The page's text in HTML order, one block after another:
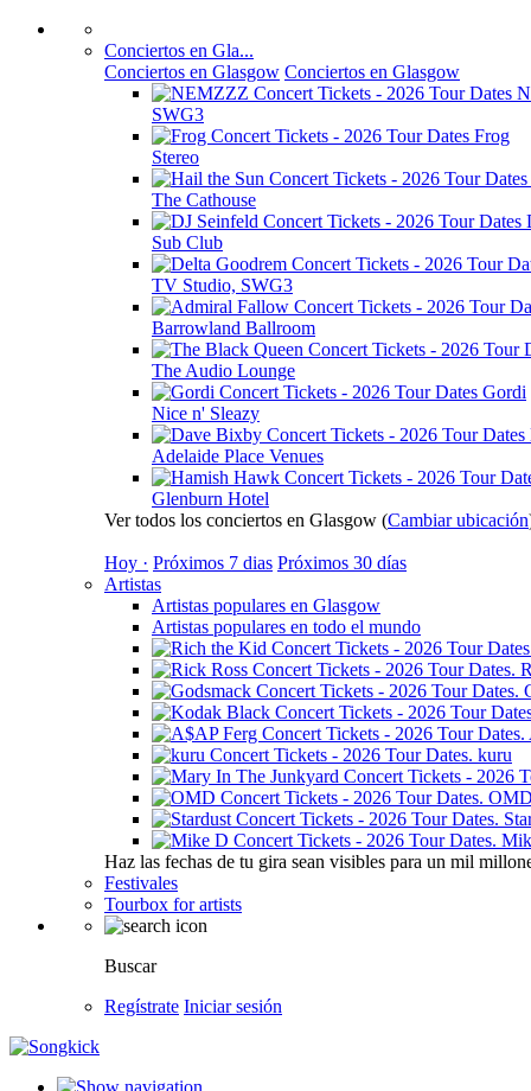
Conciertos en Gla...
Conciertos en Glasgow Conciertos en Glasgow
SWG3
Frog
Stereo
The Cathouse
Sub Club
TV Studio, SWG3
Barrowland Ballroom
The Audio Lounge
Gordi
Nice n' Sleazy
Adelaide Place Venues
Glenburn Hotel
Ver todos los conciertos en Glasgow (Cambiar ubicación
Hoy · Próximos 7 dias Próximos 30 días
Artistas
Artistas populares en Glasgow
Artistas populares en todo el mundo
kuru
OMD
Haz las fechas de tu gira sean visibles para un mil
Festivales
Tourbox for artists
Buscar
Regístrate Iniciar sesión